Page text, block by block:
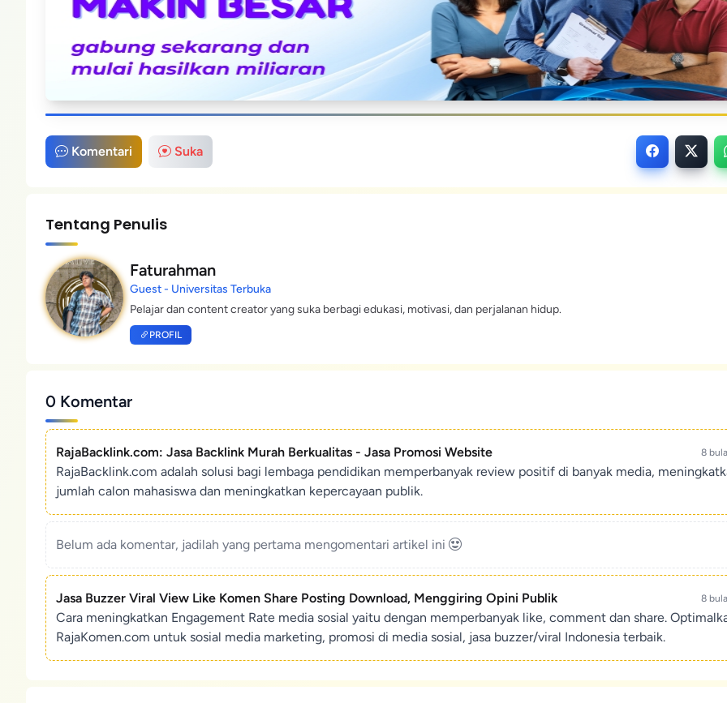
Komentari Suka
Tentang Penulis
Faturahman
Guest - Universitas Terbuka
Pelajar dan content creator yang suka berbagi edukasi, motivasi, dan perjalanan hidup.
PROFIL
0 Komentar
RajaBacklink.com: Jasa Backlink Murah Berkualitas - Jasa Promosi Website 8
RajaBacklink.com adalah solusi bagi lembaga pendidikan memperbanyak review positif di banyak media,
jumlah calon mahasiswa dan meningkatkan kepercayaan publik.
Belum ada komentar, jadilah yang pertama mengomentari artikel ini
Jasa Buzzer Viral View Like Komen Share Posting Download, Menggiring Opini Publik 8
Cara meningkatkan Engagement Rate media sosial yaitu dengan memperbanyak like, comment dan share.
RajaKomen.com untuk sosial media marketing, promosi di media sosial, jasa buzzer/viral Indonesia terbaik.